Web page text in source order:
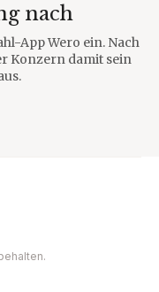
nach
App Wero ein. Nach
Konzern damit sein